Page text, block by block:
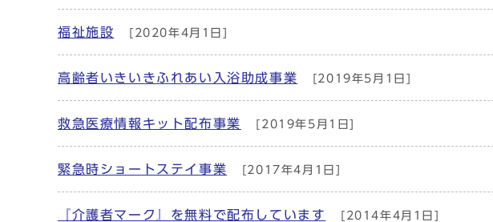
福祉施設 [2020年4月1日]
高齢者いきいきふれあい入浴助成事業 [2019年5月1日]
救急医療情報キット配布事業 [2019年5月1日]
緊急時ショートステイ事業 [2017年4月1日]
『介護者マーク』を無料で配布しています [2014年4月1日]